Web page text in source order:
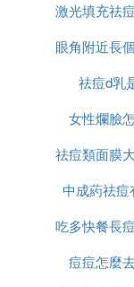
額頭長痘痘的
的消下去哈，
很光滑了
祛痘
激光填充祛
眼角附近長
理
祛痘d乳
女性爛臉
祛痘類面膜
間用
中成葯祛痘
吃多快餐長
痘痘怎麼